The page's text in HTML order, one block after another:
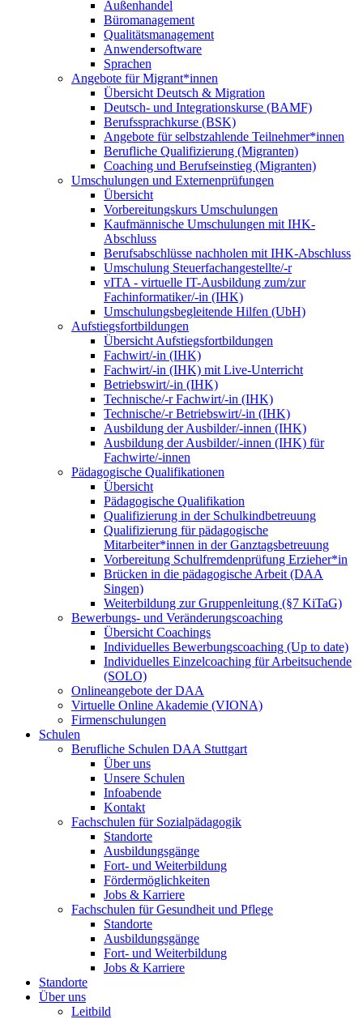
Außenhandel
Büromanagement
Qualitätsmanagement
Anwendersoftware
Sprachen
Angebote für Migrant*innen
Übersicht Deutsch & Migration
Deutsch- und Integrationskurse (BAMF)
Berufssprachkurse (BSK)
Angebote für selbstzahlende Teilnehmer*innen
Berufliche Qualifizierung (Migranten)
Coaching und Berufseinstieg (Migranten)
Umschulungen und Externenprüfungen
Übersicht
Vorbereitungskurs Umschulungen
Kaufmännische Umschulungen mit IHK-
Abschluss
Berufsabschlüsse nachholen mit IHK-Abschluss
Umschulung Steuerfachangestellte/-r
vITA - virtuelle IT-Ausbildung zum/zur
Fachinformatiker/-in (IHK)
Umschulungsbegleitende Hilfen (UbH)
Aufstiegsfortbildungen
Übersicht Aufstiegsfortbildungen
Fachwirt/-in (IHK)
Fachwirt/-in (IHK) mit Live-Unterricht
Betriebswirt/-in (IHK)
Technische/-r Fachwirt/-in (IHK)
Technische/-r Betriebswirt/-in (IHK)
Ausbildung der Ausbilder/-innen (IHK)
Ausbildung der Ausbilder/-innen (IHK) für
Fachwirte/-innen
Pädagogische Qualifikationen
Übersicht
Pädagogische Qualifikation
Qualifizierung in der Schulkindbetreuung
Qualifizierung für pädagogische
Mitarbeiter*innen in der Ganztagsbetreuung
Vorbereitung Schulfremdenprüfung Erzieher*in
Brücken in die pädagogische Arbeit (DAA
Singen)
Weiterbildung zur Gruppenleitung (§7 KiTaG)
Bewerbungs- und Veränderungscoaching
Übersicht Coachings
Individuelles Bewerbungscoaching (Up to date)
Individuelles Einzelcoaching für Arbeitsuchende
(SOLO)
Onlineangebote der DAA
Virtuelle Online Akademie (VIONA)
Firmenschulungen
Schulen
Berufliche Schulen DAA Stuttgart
Über uns
Unsere Schulen
Infoabende
Kontakt
Fachschulen für Sozialpädagogik
Standorte
Ausbildungsgänge
Fort- und Weiterbildung
Fördermöglichkeiten
Jobs & Karriere
Fachschulen für Gesundheit und Pflege
Standorte
Ausbildungsgänge
Fort- und Weiterbildung
Jobs & Karriere
Standorte
Über uns
Leitbild